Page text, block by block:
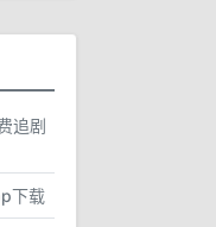
追剧
下载